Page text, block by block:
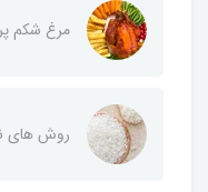
مرغ شکم پر
روش های